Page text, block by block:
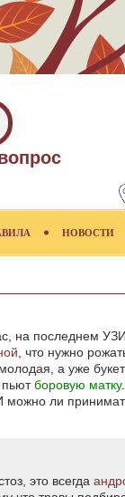
НОВОСТИ
на последнем
, что нужно
а уже
пьютборовую матку
можно ли
это всегда